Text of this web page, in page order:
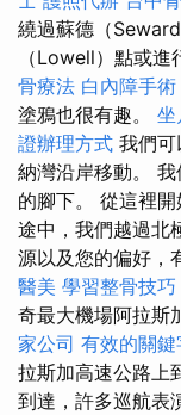
繞過蘇德（
（Lowell）點或進
骨療法 白內障手術
塗鴉也很有趣。 坐
證辦理方式 我們
納灣沿岸移動。
的腳下。 從這裡
途中，我們越過北
源以及您的偏好，
醫美 學習整骨技巧
奇最大機場阿拉斯
家公司 有效的關
拉斯加高速公路上
到達，許多巡航表